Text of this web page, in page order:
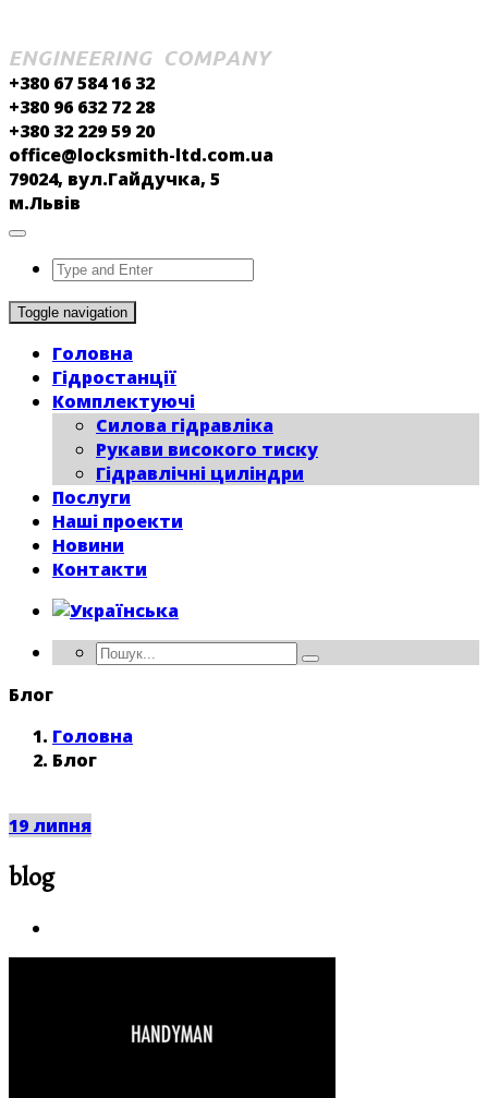
+380 67 584 16 32
+380 96 632 72 28
+380 32 229 59 20
office@locksmith-ltd.com.ua
79024, вул.Гайдучка, 5
м.Львів
Toggle navigation
Головна
Гідростанції
Комплектуючі
Силова гідравліка
Рукави високого тиску
Гідравлічні циліндри
Послуги
Наші проекти
Новини
Контакти
Блог
Головна
Блог
19 липня
blog